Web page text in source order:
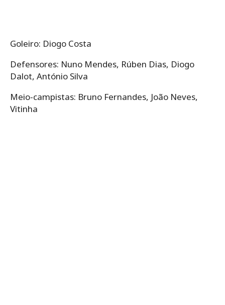
Goleiro: Diogo Costa
Defensores: Nuno Mendes, Rúben Dias, Diogo
Dalot, António Silva
Meio-campistas: Bruno Fernandes, João Neves,
Vitinha